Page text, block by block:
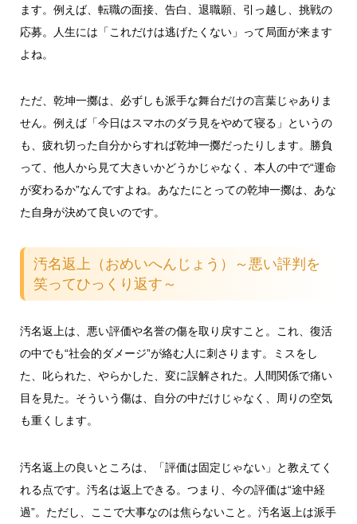
ます。例えば、転職の面接、告白、退職願、引っ越し、挑戦の
応募。人生には「これだけは逃げたくない」って局面が来ます
よね。
ただ、乾坤一擲は、必ずしも派手な舞台だけの言葉じゃありま
せん。例えば「今日はスマホのダラ見をやめて寝る」というの
も、疲れ切った自分からすれば乾坤一擲だったりします。勝負
って、他人から見て大きいかどうかじゃなく、本人の中で“運命
が変わるか”なんですよね。あなたにとっての乾坤一擲は、あな
た自身が決めて良いのです。
汚名返上（おめいへんじょう）～悪い評判を
笑ってひっくり返す～
汚名返上は、悪い評価や名誉の傷を取り戻すこと。これ、復活
の中でも“社会的ダメージ”が絡む人に刺さります。ミスをし
た、叱られた、やらかした、変に誤解された。人間関係で痛い
目を見た。そういう傷は、自分の中だけじゃなく、周りの空気
も重くします。
汚名返上の良いところは、「評価は固定じゃない」と教えてく
れる点です。汚名は返上できる。つまり、今の評価は“途中経
過”。ただし、ここで大事なのは焦らないこと。汚名返上は派手